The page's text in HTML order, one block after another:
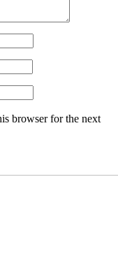
browser for the next